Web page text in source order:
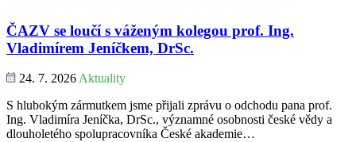
ČAZV se loučí s váženým kolegou prof. Ing.
Vladimírem Jeníčkem, DrSc.
24. 7. 2026 Aktuality
S hlubokým zármutkem jsme přijali zprávu o odchodu pana prof.
Ing. Vladimíra Jeníčka, DrSc., významné osobnosti české vědy a
dlouholetého spolupracovníka České akademie…